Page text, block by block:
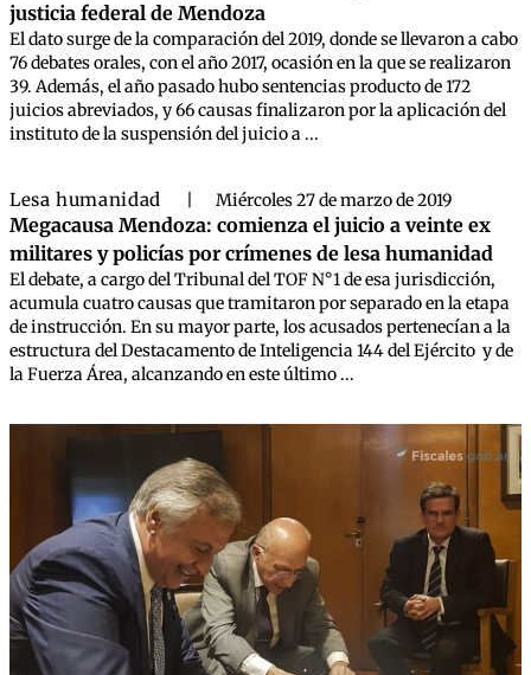
justicia federal de Mendoza
El dato surge de la comparación del 2019, donde se llevaron a cabo
76 debates orales, con el año 2017, ocasión en la que se realizaron
39. Además, el año pasado hubo sentencias producto de 172
juicios abreviados, y 66 causas finalizaron por la aplicación del
instituto de la suspensión del juicio a ...
Lesa humanidad Miércoles 27 de marzo de 2019
Megacausa Mendoza: comienza el juicio a veinte ex
militares y policías por crímenes de lesa humanidad
El debate, a cargo del Tribunal del TOF N°1 de esa jurisdicción,
acumula cuatro causas que tramitaron por separado en la etapa
de instrucción. En su mayor parte, los acusados pertenecían a la
estructura del Destacamento de Inteligencia 144 del Ejército y de
la Fuerza Área, alcanzando en este último ...